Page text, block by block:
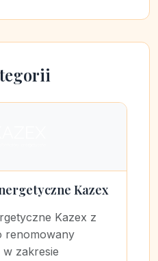
Kazex
Kazex z
renomowany
zakresie